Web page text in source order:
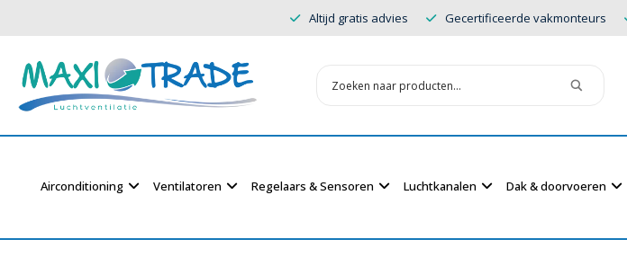
Altijd gratis advies Gecertificeerde vakmonteurs
Airconditioning Ventilatoren Regelaars & Sensoren Luchtkanalen Dak & doorvoeren